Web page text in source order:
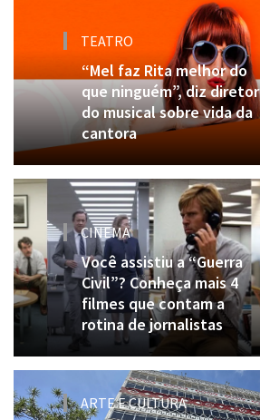
TEATRO
“Mel faz Rita melhor do
que ninguém”, diz diretor
do musical sobre vida da
cantora
CINEMA
Você assistiu a “Guerra
Civil”? Conheça mais 4
filmes que contam a
rotina de jornalistas
ARTE E CULTURA